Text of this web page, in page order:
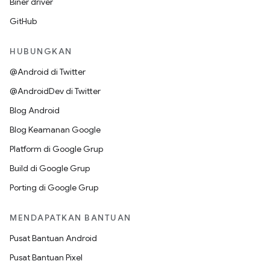
GitHub
HUBUNGKAN
@Android di Twitter
@AndroidDev di Twitter
Blog Android
Blog Keamanan Google
Platform di Google Grup
Build di Google Grup
Porting di Google Grup
MENDAPATKAN BANTUAN
Pusat Bantuan Android
Pusat Bantuan Pixel